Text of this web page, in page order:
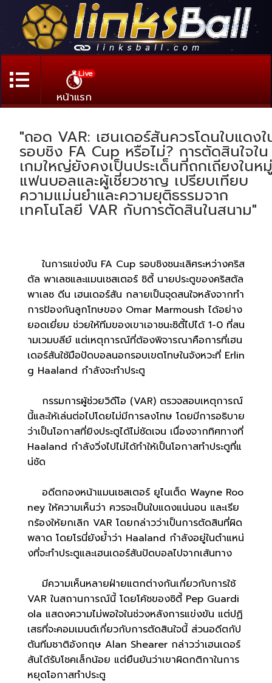
Live
หน้าแรก
"ถอด VAR: เฮนเดอร์สันควรโดนใบแดงใ
รอบชิง FA Cup หรือไม่? การตัดสินใจใน
เกมใหญ่ยังคงเป็นประเด็นที่ถกเถียงในหมู่
แฟนบอลและผู้เชี่ยวชาญ เปรียบเทียบ
ความแม่นยำและความยุติธรรมจาก
เทคโนโลยี VAR กับการตัดสินในสนาม"
ในการแข่งขัน FA Cup รอบชิงชนะเลิศระหว่างคริส
ตัล พาเลซและแมนเชสเตอร์ ซิตี้ นายประตูของคริสตัล
พาเลซ ดีน เฮนเดอร์สัน กลายเป็นจุดสนใจหลังจากทำ
การป้องกันลูกโทษของ Omar Marmoush ได้อย่าง
ยอดเยี่ยม ช่วยให้ทีมของเขาเอาชนะซิตี้ไปได้ 1-0 ที่สน
ามเวมบลีย์ แต่เหตุการณ์ที่ต้องพิจารณาคือการที่เฮน
เดอร์สันใช้มือปัดบอลนอกรอบเขตโทษในจังหวะที่ Erlin
g Haaland กำลังจะทำประตู
กรรมการผู้ช่วยวิดีโอ (VAR) ตรวจสอบเหตุการณ์
นี้และให้เล่นต่อไปโดยไม่มีการลงโทษ โดยมีการอธิบาย
ว่าเป็นโอกาสที่ยิงประตูได้ไม่ชัดเจน เนื่องจากทิศทางที่
Haaland กำลังวิ่งไปไม่ได้ทำให้เป็นโอกาสทำประตูที่แ
น่ชัด
อดีตกองหน้าแมนเชสเตอร์ ยูไนเต็ด Wayne Roo
ney ให้ความเห็นว่า ควรจะเป็นใบแดงแน่นอน และเรีย
กร้องให้ยกเลิก VAR โดยกล่าวว่าเป็นการตัดสินที่ผิด
พลาด โดยโรนี่ยังย้ำว่า Haaland กำลังอยู่ในตำแหน่
งที่จะทำประตูและเฮนเดอร์สันปัดบอลไปจากเส้นทาง
มีความเห็นหลายฝ่ายแตกต่างกันเกี่ยวกับการใช้
VAR ในสถานการณ์นี้ โดยโค้ชของซิตี้ Pep Guardi
ola แสดงความไม่พอใจในช่วงหลังการแข่งขัน แต่ปฏิ
เสธที่จะคอมเมนต์เกี่ยวกับการตัดสินใจนี้ ส่วนอดีตกัป
ตันทีมชาติอังกฤษ Alan Shearer กล่าวว่าเฮนเดอร์
สันได้รับโชคเล็กน้อย แต่ยืนยันว่าเขาผิดกติกาในการ
หยุดโอกาสทำประตู